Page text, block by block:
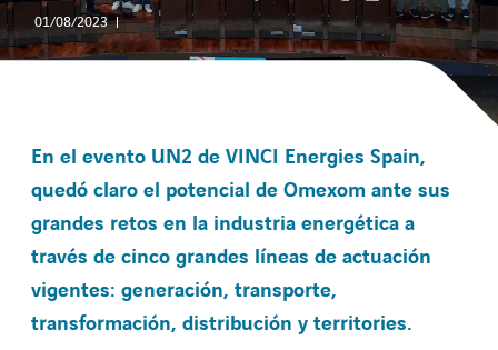
Contacto
Expertises
RSC
Transición energética
01/08/2023
En el evento UN2 de VINCI Energies Spain,
quedó claro el potencial de Omexom ante sus
grandes retos en la industria energética a
través de cinco grandes líneas de actuación
vigentes: generación, transporte,
transformación, distribución y territories.